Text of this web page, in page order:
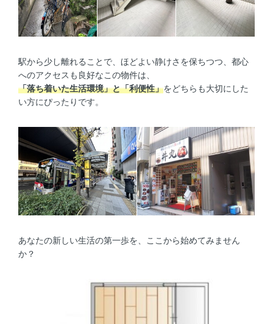
駅から少し離れることで、ほどよい静けさを保ちつつ、都心
へのアクセスも良好なこの物件は、
「落ち着いた生活環境」と「利便性」をどちらも大切にした
い方にぴったりです。
あなたの新しい生活の第一歩を、ここから始めてみません
か？